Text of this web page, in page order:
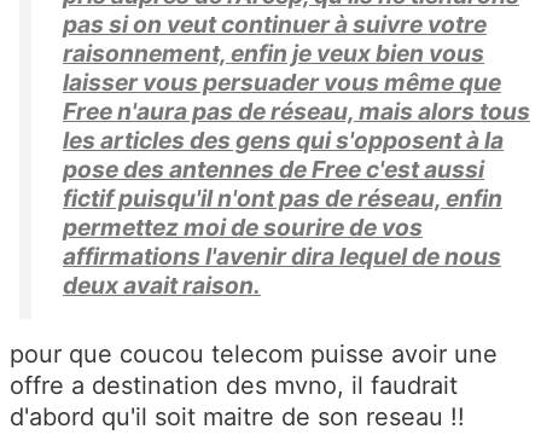
pas si on veut continuer à suivre votre
raisonnement, enfin je veux bien vous
laisser vous persuader vous même que
Free n'aura pas de réseau, mais alors tous
les articles des gens qui s'opposent à la
pose des antennes de Free c'est aussi
fictif puisqu'il n'ont pas de réseau, enfin
permettez moi de sourire de vos
affirmations l'avenir dira lequel de nous
deux avait raison.
pour que coucou telecom puisse avoir une
offre a destination des mvno, il faudrait
d'abord qu'il soit maitre de son reseau !!